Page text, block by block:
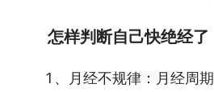
怎样判断自己快绝经了
1、月经不规律：月经周期